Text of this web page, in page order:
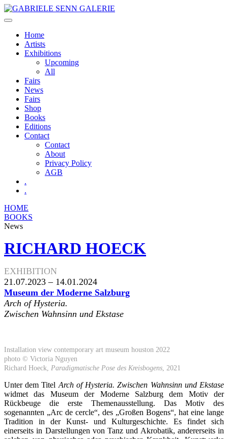
Skip
to
Home
Artists
Exhibitions
Upcoming
All
Fairs
News
Fairs
Shop
Books
Editions
Contact
Contact
About
Privacy Policy
AGB
.
.
HOME
BOOKS
News
RICHARD HOECK
EXHIBITION
21.07.2023 – 14.01.2024
Museum der Moderne Salzburg
Arch of Hysteria.
Zwischen Wahnsinn und Ekstase
Installation view contemporary art museum houston 2022
photo © Victoria Nguyen
Richard Hoeck, Paradigmatische Pose des Kreisbogens, 2021
Unter dem Titel Arch of Hysteria.Zwischen Wahnsinn und Ekstase
widmet das Museum der Moderne Salzburg dem Motiv der
Rückbeuge die erste Themenausstellung. Das Motiv des
sogenannten „Arc de cercle“, des „Großen Bogens“, hat eine lange
Tradition in der Kunst- und Kulturgeschichte. Es findet sich
einerseits in Darstellungen von Tanz und Akrobatik, andererseits in